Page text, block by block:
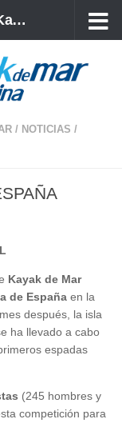
Club de Piragüismo Pobla Marina Kayak de Mar
/ NOTICIAS /
Kayak de Mar
de España en la
después, la isla
ha llevado a cabo
espadas
(245 hombres y
competición para